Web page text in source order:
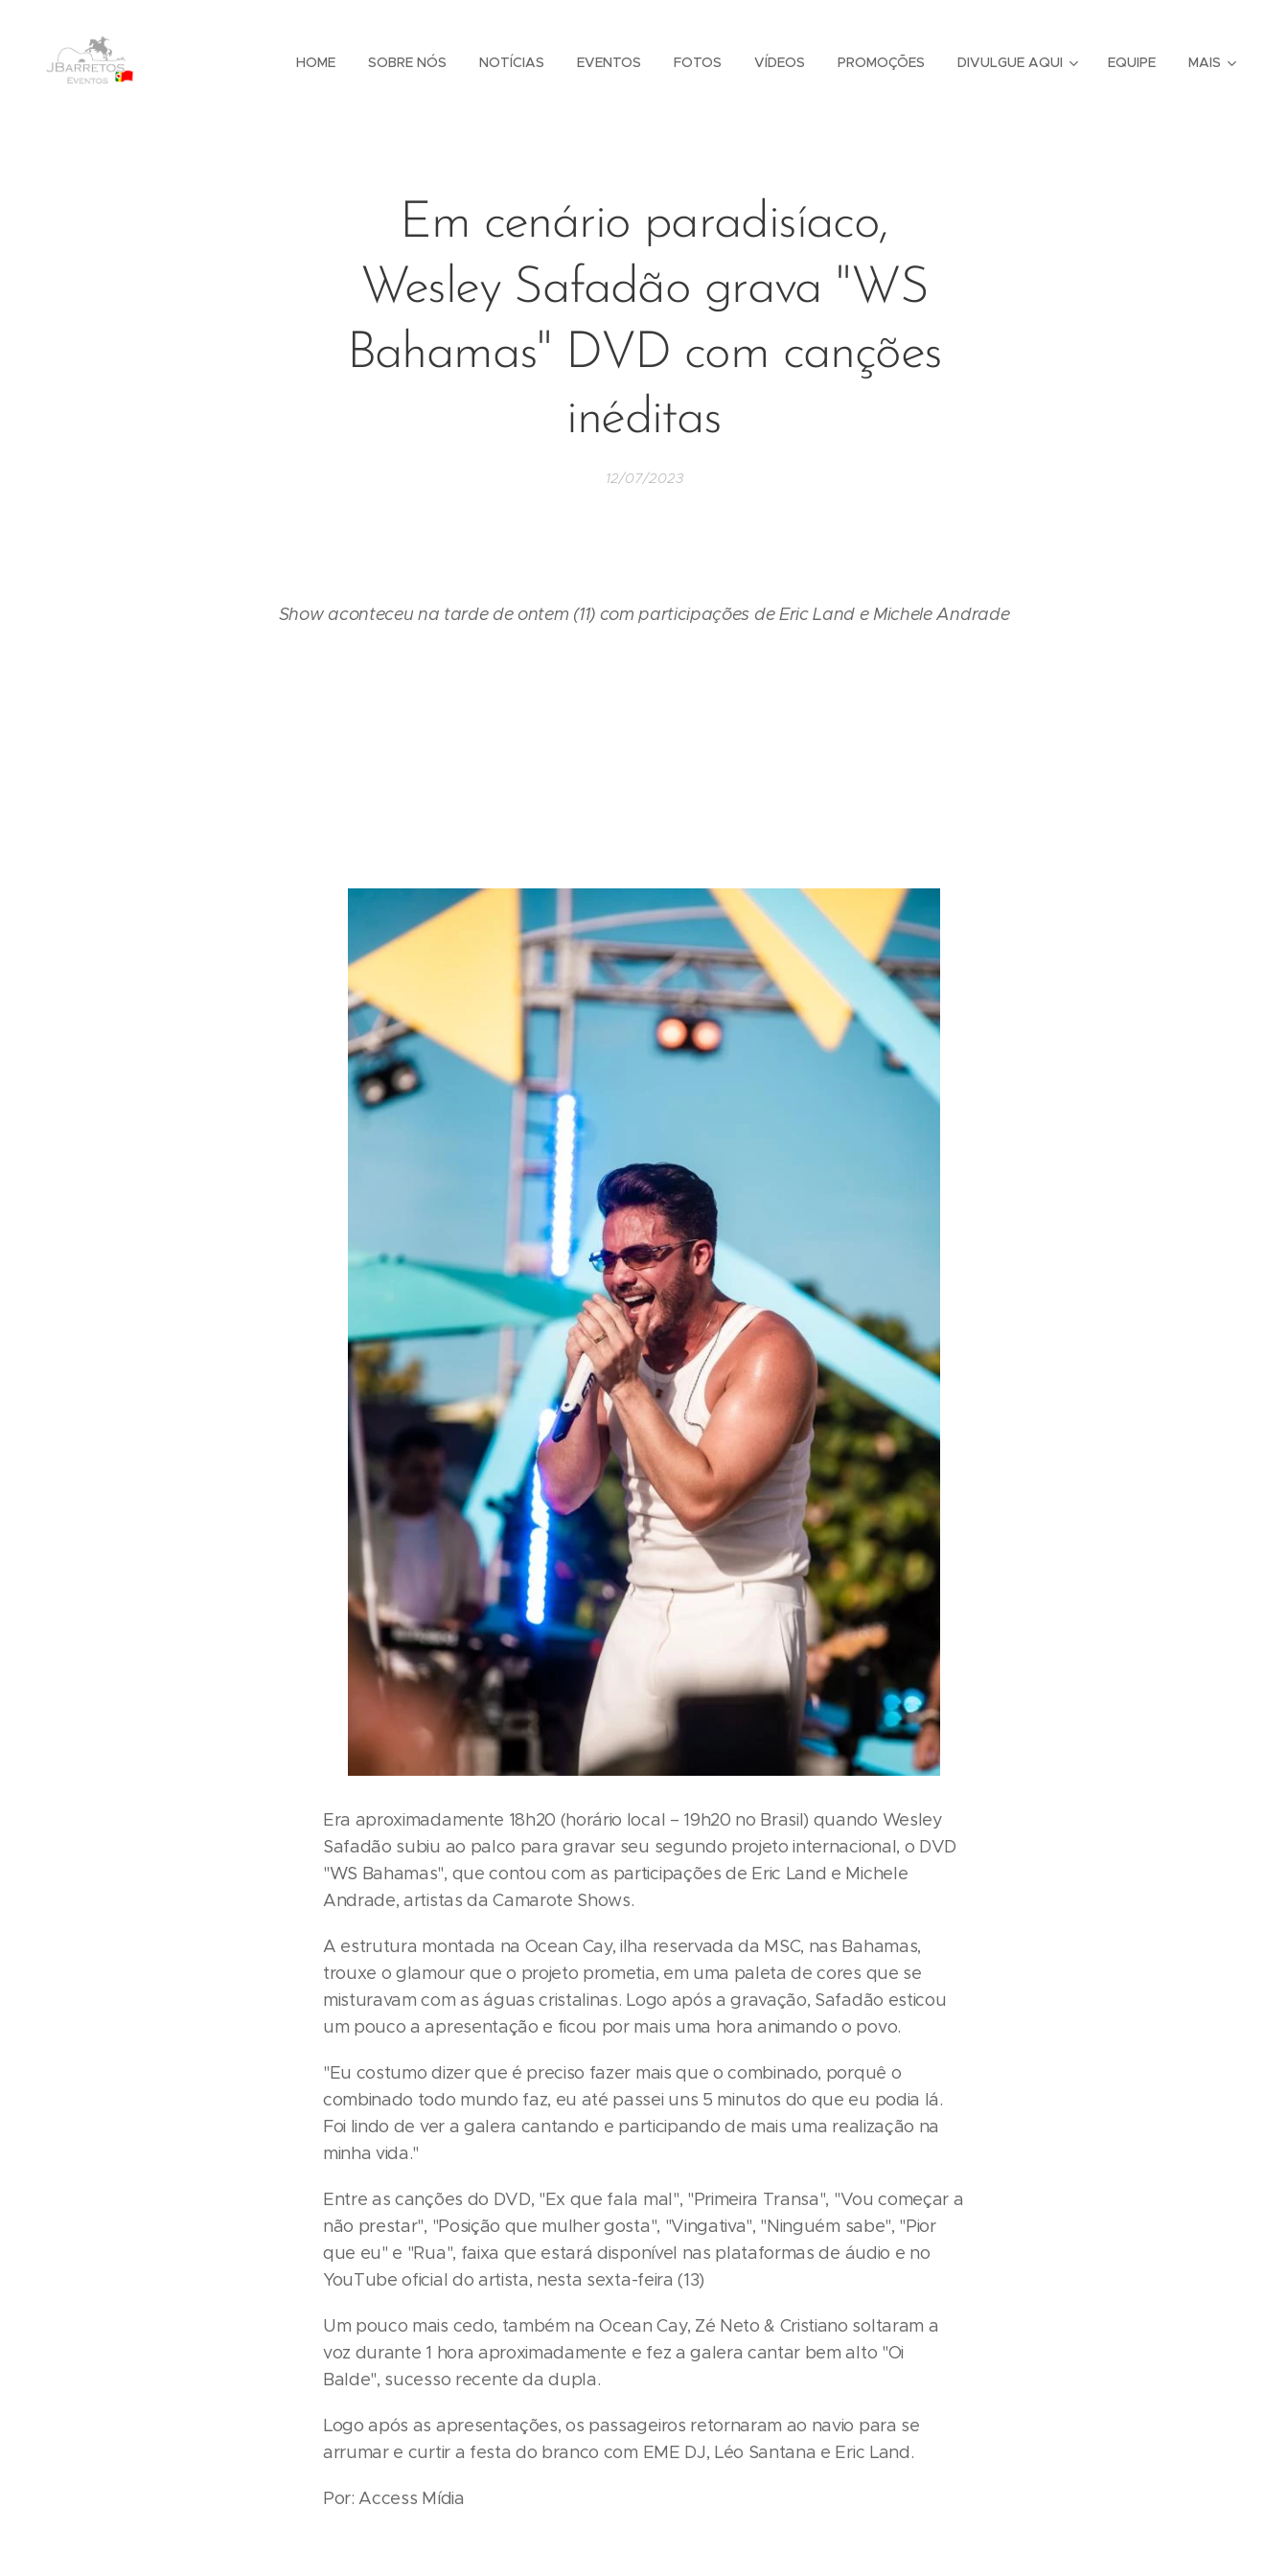
HOME SOBRE NÓS NOTÍCIAS EVENTOS FOTOS VÍDEOS PROMOÇÕES DIVULGUE AQUI EQUIPE MAIS
Em cenário paradisíaco,
Wesley Safadão grava "WS
Bahamas" DVD com canções
inéditas
12/07/2023
Show aconteceu na tarde de ontem (11) com participações de Eric Land e Michele Andrade
Era aproximadamente 18h20 (horário local – 19h20 no Brasil) quando Wesley
Safadão subiu ao palco para gravar seu segundo projeto internacional, o DVD
"WS Bahamas", que contou com as participações de Eric Land e Michele
Andrade, artistas da Camarote Shows.
A estrutura montada na Ocean Cay, ilha reservada da MSC, nas Bahamas,
trouxe o glamour que o projeto prometia, em uma paleta de cores que se
misturavam com as águas cristalinas. Logo após a gravação, Safadão esticou
um pouco a apresentação e ficou por mais uma hora animando o povo.
"Eu costumo dizer que é preciso fazer mais que o combinado, porquê o
combinado todo mundo faz, eu até passei uns 5 minutos do que eu podia lá.
Foi lindo de ver a galera cantando e participando de mais uma realização na
minha vida."
Entre as canções do DVD, "Ex que fala mal", "Primeira Transa", "Vou começar a
não prestar", "Posição que mulher gosta", "Vingativa", "Ninguém sabe", "Pior
que eu" e "Rua", faixa que estará disponível nas plataformas de áudio e no
YouTube oficial do artista, nesta sexta-feira (13)
Um pouco mais cedo, também na Ocean Cay, Zé Neto & Cristiano soltaram a
voz durante 1 hora aproximadamente e fez a galera cantar bem alto "Oi
Balde", sucesso recente da dupla.
Logo após as apresentações, os passageiros retornaram ao navio para se
arrumar e curtir a festa do branco com EME DJ, Léo Santana e Eric Land.
Por: Access Mídia